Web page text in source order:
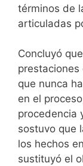
términos de
articuladas
Concluyó
que nunca
en el
procedencia
sostuvo que
los hechos
sustituyó el